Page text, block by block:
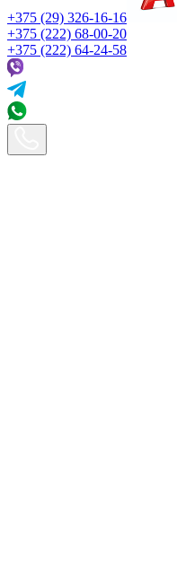
+375 (29) 326-16-16
+375 (222) 68-00-20
+375 (222) 64-24-58